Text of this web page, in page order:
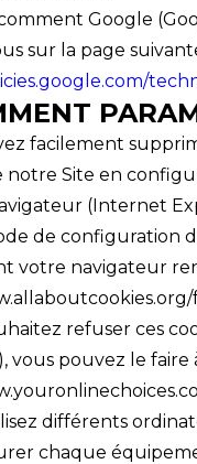
Google
sur la page
facilement
notre Site en
(Internet
de configuration
votre navigateur
refuser ces
vous pouvez le faire
différents
chaque